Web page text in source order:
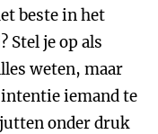
beste in het
Stel je op als
weten, maar
iemand te
onder druk